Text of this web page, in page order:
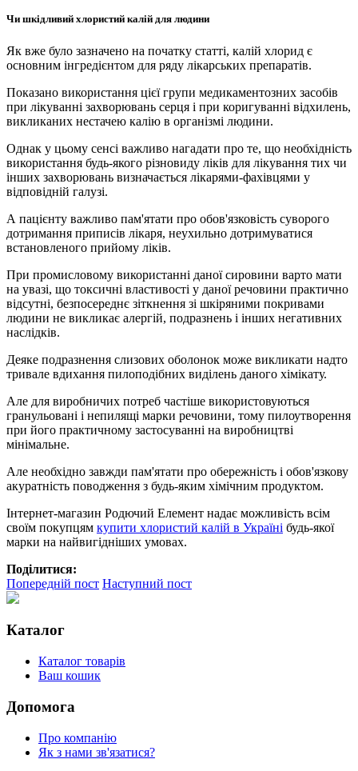
Чи шкідливий хлористий калій для людини
Як вже було зазначено на початку статті, калій хлорид є
основним інгредієнтом для ряду лікарських препаратів.
Показано використання цієї групи медикаментозних засобів
при лікуванні захворювань серця і при коригуванні відхилень,
викликаних нестачею калію в організмі людини.
Однак у цьому сенсі важливо нагадати про те, що необхідність
використання будь-якого різновиду ліків для лікування тих чи
інших захворювань визначається лікарями-фахівцями у
відповідній галузі.
А пацієнту важливо пам'ятати про обов'язковість суворого
дотримання приписів лікаря, неухильно дотримуватися
встановленого прийому ліків.
При промисловому використанні даної сировини варто мати
на увазі, що токсичні властивості у даної речовини практично
відсутні, безпосереднє зіткнення зі шкіряними покривами
людини не викликає алергій, подразнень і інших негативних
наслідків.
Деяке подразнення слизових оболонок може викликати надто
тривале вдихання пилоподібних виділень даного хімікату.
Але для виробничих потреб частіше використовуються
гранульовані і непилящі марки речовини, тому пилоутворення
при його практичному застосуванні на виробництві
мінімальне.
Але необхідно завжди пам'ятати про обережність і обов'язкову
акуратність поводження з будь-яким хімічним продуктом.
Інтернет-магазин Родючий Елемент надає можливість всім
своїм покупцям купити хлористий калій в Україні будь-якої
марки на найвигідніших умовах.
Поділитися:
Попередній пост Наступний пост
Каталог
Каталог товарів
Ваш кошик
Допомога
Про компанію
Як з нами зв'язатися?